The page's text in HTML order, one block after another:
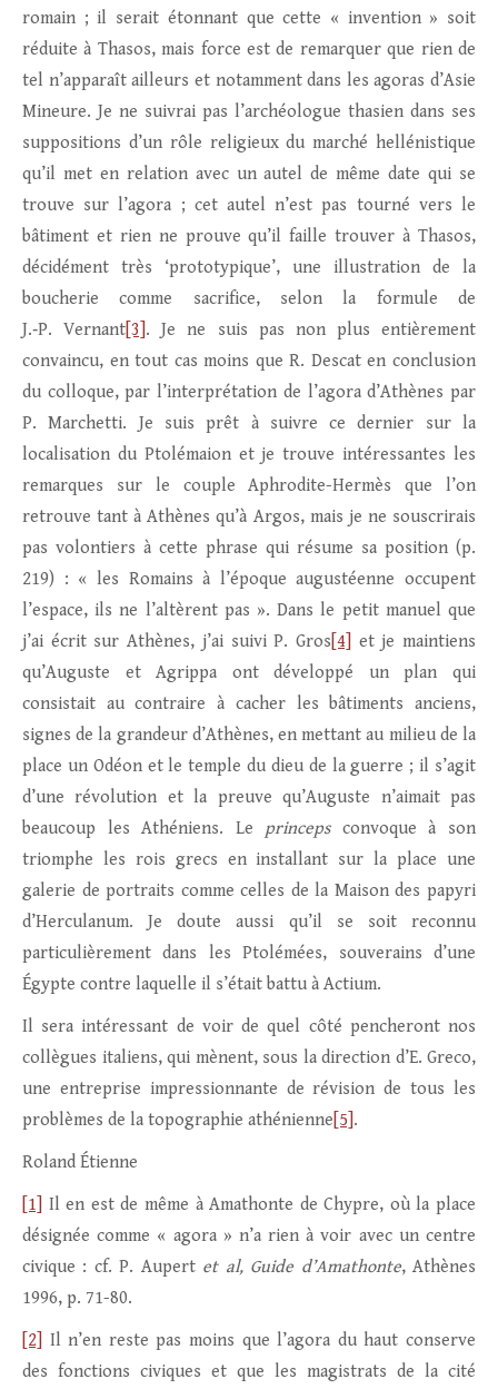
romain ; il serait étonnant que cette « invention » soit
réduite à Thasos, mais force est de remarquer que rien de
tel n’apparaît ailleurs et notamment dans les agoras d’Asie
Mineure. Je ne suivrai pas l’archéologue thasien dans ses
suppositions d’un rôle religieux du marché hellénistique
qu’il met en relation avec un autel de même date qui se
trouve sur l’agora ; cet autel n’est pas tourné vers le
bâtiment et rien ne prouve qu’il faille trouver à Thasos,
décidément très ‘prototypique’, une illustration de la
boucherie comme sacrifice, selon la formule de
J.‑P. Vernant [3] . Je ne suis pas non plus entièrement
convaincu, en tout cas moins que R. Descat en conclusion
du colloque, par l’interprétation de l’agora d’Athènes par
P. Marchetti. Je suis prêt à suivre ce dernier sur la
localisation du Ptolémaion et je trouve intéressantes les
remarques sur le couple Aphrodite-Hermès que l’on
retrouve tant à Athènes qu’à Argos, mais je ne souscrirais
pas volontiers à cette phrase qui résume sa position (p.
219) : « les Romains à l’époque augustéenne occupent
l’espace, ils ne l’altèrent pas ». Dans le petit manuel que
j’ai écrit sur Athènes, j’ai suivi P. Gros [4]
et je maintiens
qu’Auguste et Agrippa ont développé un plan qui
consistait au contraire à cacher les bâtiments anciens,
signes de la grandeur d’Athènes, en mettant au milieu de la
place un Odéon et le temple du dieu de la guerre ; il s’agit
d’une révolution et la preuve qu’Auguste n’aimait pas
beaucoup les Athéniens. Le princepsconvoque à son
triomphe les rois grecs en installant sur la place une
galerie de portraits comme celles de la Maison des papyri
d’Herculanum. Je doute aussi qu’il se soit reconnu
particulièrement dans les Ptolémées, souverains d’une
Égypte contre laquelle il s’était battu à Actium.
Il sera intéressant de voir de quel côté pencheront nos
collègues italiens, qui mènent, sous la direction d’E. Greco,
une entreprise impressionnante de révision de tous les
problèmes de la topographie athénienne [5] .
Roland Étienne
[1]
Il en est de même à Amathonte de Chypre, où la place
désignée comme « agora » n’a rien à voir avec un centre
civique : cf. P. Aupertet al, Guide d’Amathonte, Athènes
1996, p. 71-80.
[2]
Il n’en reste pas moins que l’agora du haut conserve
des fonctions civiques et que les magistrats de la cité